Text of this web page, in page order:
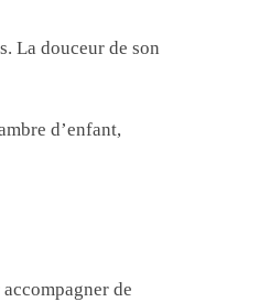
La douceur de son
d’enfant,
de